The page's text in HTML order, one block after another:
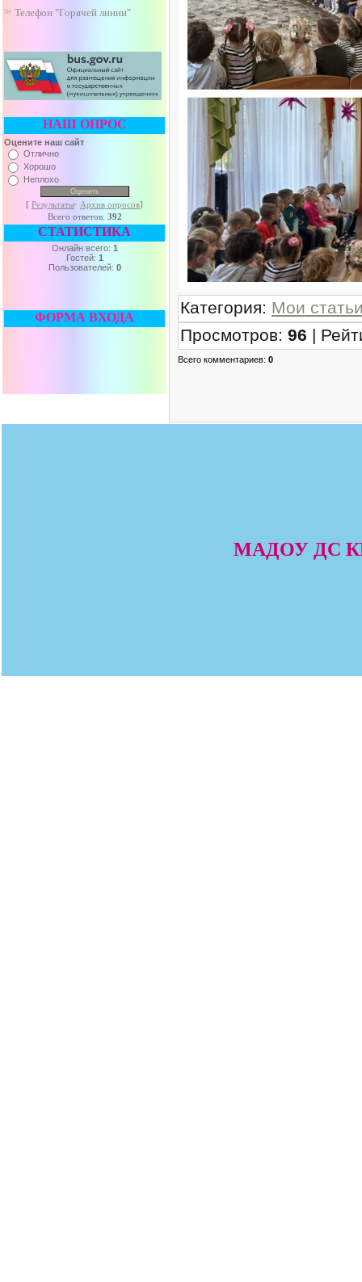
Телефон "Горячей линии"
НАШ ОПРОС
Оцените наш сайт
Отлично
Хорошо
Неплохо
[ Результаты· Архив опросов]
Всего ответов: 392
СТАТИСТИКА
Онлайн всего: 1
Гостей: 1
Пользователей: 0
ФОРМА ВХОДА
Категория: Мои
Просмотров: 96 |
Всего комментариев: 0
МАДОУ ДС